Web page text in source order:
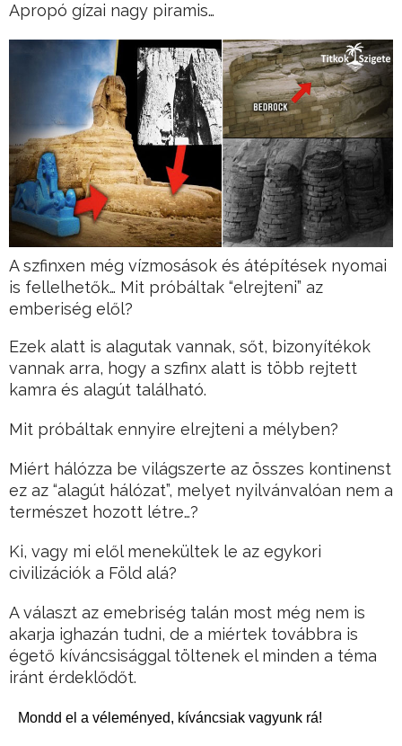
Apropó gízai nagy piramis…
A szfinxen még vízmosások és átépítések nyomai
is fellelhetők… Mit próbáltak “elrejteni” az
emberiség elől?
Ezek alatt is alagutak vannak, sőt, bizonyítékok
vannak arra, hogy a szfinx alatt is több rejtett
kamra és alagút található.
Mit próbáltak ennyire elrejteni a mélyben?
Miért hálózza be világszerte az összes kontinenst
ez az “alagút hálózat”, melyet nyilvánvalóan nem a
természet hozott létre…?
Ki, vagy mi elől menekültek le az egykori
civilizációk a Föld alá?
A választ az emebriség talán most még nem is
akarja ighazán tudni, de a miértek továbbra is
égető kíváncsisággal töltenek el minden a téma
iránt érdeklődőt.
Mondd el a véleményed, kíváncsiak vagyunk rá!